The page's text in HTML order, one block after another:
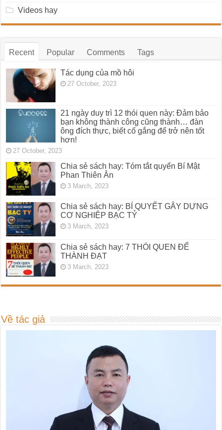
Videos hay
Recent Popular Comments Tags
Tác dụng của mồ hôi
27 October, 2023
21 ngày duy trì 12 thói quen này: Đảm bảo
bạn không thành công cũng thành… đàn
ông đích thực, biết cố gắng để trở nên tốt
hơn!
27 October, 2023
Chia sẻ sách hay: Tóm tắt quyển Bí Mật
Phan Thiên Ân
3 March, 2023
Chia sẻ sách hay: BÍ QUYẾT GÂY DỰNG
CƠ NGHIỆP BẠC TỶ
3 March, 2023
Chia sẻ sách hay: 7 THÓI QUEN ĐỂ
THÀNH ĐẠT
3 March, 2023
Về tác giả